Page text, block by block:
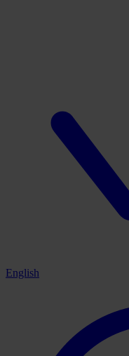
English